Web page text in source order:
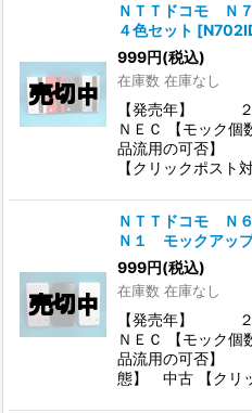
ＮＴＴドコモ Ｎ
４色セット [
999円(税込)
在庫数 在庫なし
【発売年】 ２
ＮＥＣ 【モック
品流用の可否】
【クリックポスト
ＮＴＴドコモ Ｎ
Ｎ１ モックアッ
999円(税込)
在庫数 在庫なし
【発売年】 ２
ＮＥＣ 【モック
品流用の可否】
態】 中古 【クリ